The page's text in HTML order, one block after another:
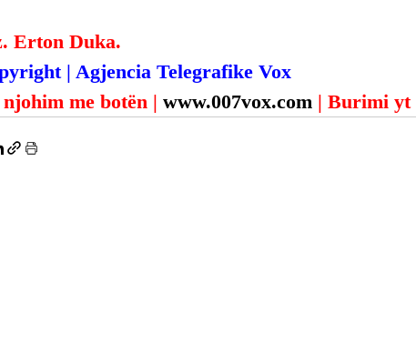
Erton Duka.
| Agjencia Telegrafike Vox
me botën | www.007vox.com | Burimi yt